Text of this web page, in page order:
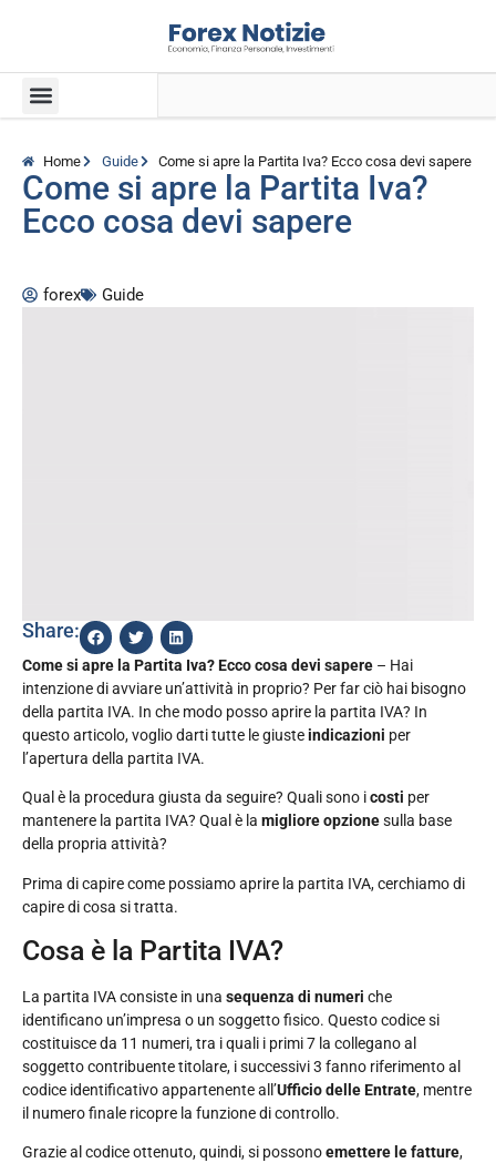
Home Guide Come si apre la Partita Iva? Ecco cosa devi sapere
Come si apre la Partita Iva?
Ecco cosa devi sapere
forex Guide
Share:
Come si apre la Partita Iva? Ecco cosa devi sapere – Hai
intenzione di avviare un’attività in proprio? Per far ciò hai bisogno
della partita IVA. In che modo posso aprire la partita IVA? In
questo articolo, voglio darti tutte le giusteindicazioni per
l’apertura della partita IVA.
Qual è la procedura giusta da seguire? Quali sono icosti per
mantenere la partita IVA? Qual è la migliore opzionesulla base
della propria attività?
Prima di capire come possiamo aprire la partita IVA, cerchiamo di
capire di cosa si tratta.
Cosa è la Partita IVA?
La partita IVA consiste in una sequenza di numeri che
identificano un’impresa o un soggetto fisico. Questo codice si
costituisce da 11 numeri, tra i quali i primi 7 la collegano al
soggetto contribuente titolare, i successivi 3 fanno riferimento al
codice identificativo appartenente all’Ufficio delle Entrate, mentre
il numero finale ricopre la funzione di controllo.
Grazie al codice ottenuto, quindi, si possonoemettere le fatture,